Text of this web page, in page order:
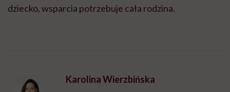
dziecko, wsparcia potrzebuje cała rodzina.
Karolina Wierzbińska